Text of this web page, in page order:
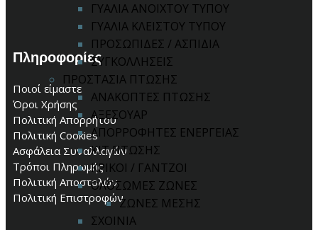
ΓΥΑΛΙΑ ΑΝΟΙΧΤΟΥ ΤΥΠΟΥ
ΓΥΑΛΙΑ ΚΛΕΙΣΤΟΥ ΤΥΠΟΥ
ΠΡΟΣΩΠΙΔΕΣ / ΑΣΠΙΔΙΑ
ΣΥΓΚΟΛΛΗΣΕΙΣ
ΠΡΟΣΤΑΣΙΑ ΠΤΩΣΗΣ
ΑΝΑΚΟΠΤΕΣ ΠΤΩΣΗΣ
ΑΞΕΣΟΥΑΡ
ΑΠΟΡΡΟΦΗΤΕΣ ΕΝΕΡΓΕΙΑΣ
ΚΙΤ ΠΤΩΣΗΣ
ΚΡΙΚΟΙ / ΓΑΝΤΖΟΙ
ΟΛΟΣΩΜΕΣ ΖΩΝΕΣ
ΖΩΝΕΣ ΜΕΣΗΣ
ΣΧΟΙΝΙΑ
Πληροφορίες
Ποιοί είμαστε
Όροι Χρήσης
Πολιτική Απορρήτου
Πολιτική Cookies
Ασφάλεια Συναλλαγών
Τρόποι Πληρωμής
Πολιτική Αποστολών
Πολιτική Επιστροφών